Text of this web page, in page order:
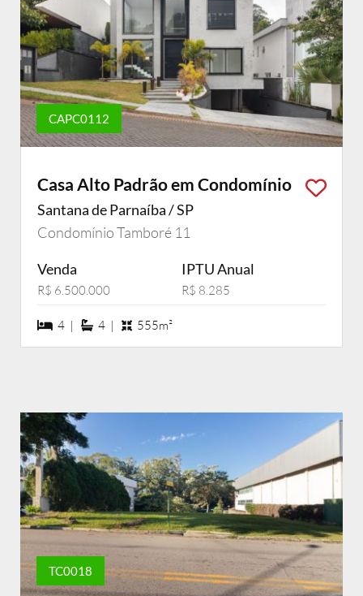
CAPC0112
Casa Alto Padrão em Condomínio
Santana de Parnaíba / SP
Condomínio Tamboré 11
Venda
R$ 6.500.000
IPTU Anual
R$ 8.285
4 dormiórios
4 | 4 suítes
4 | 555m²
TC0018